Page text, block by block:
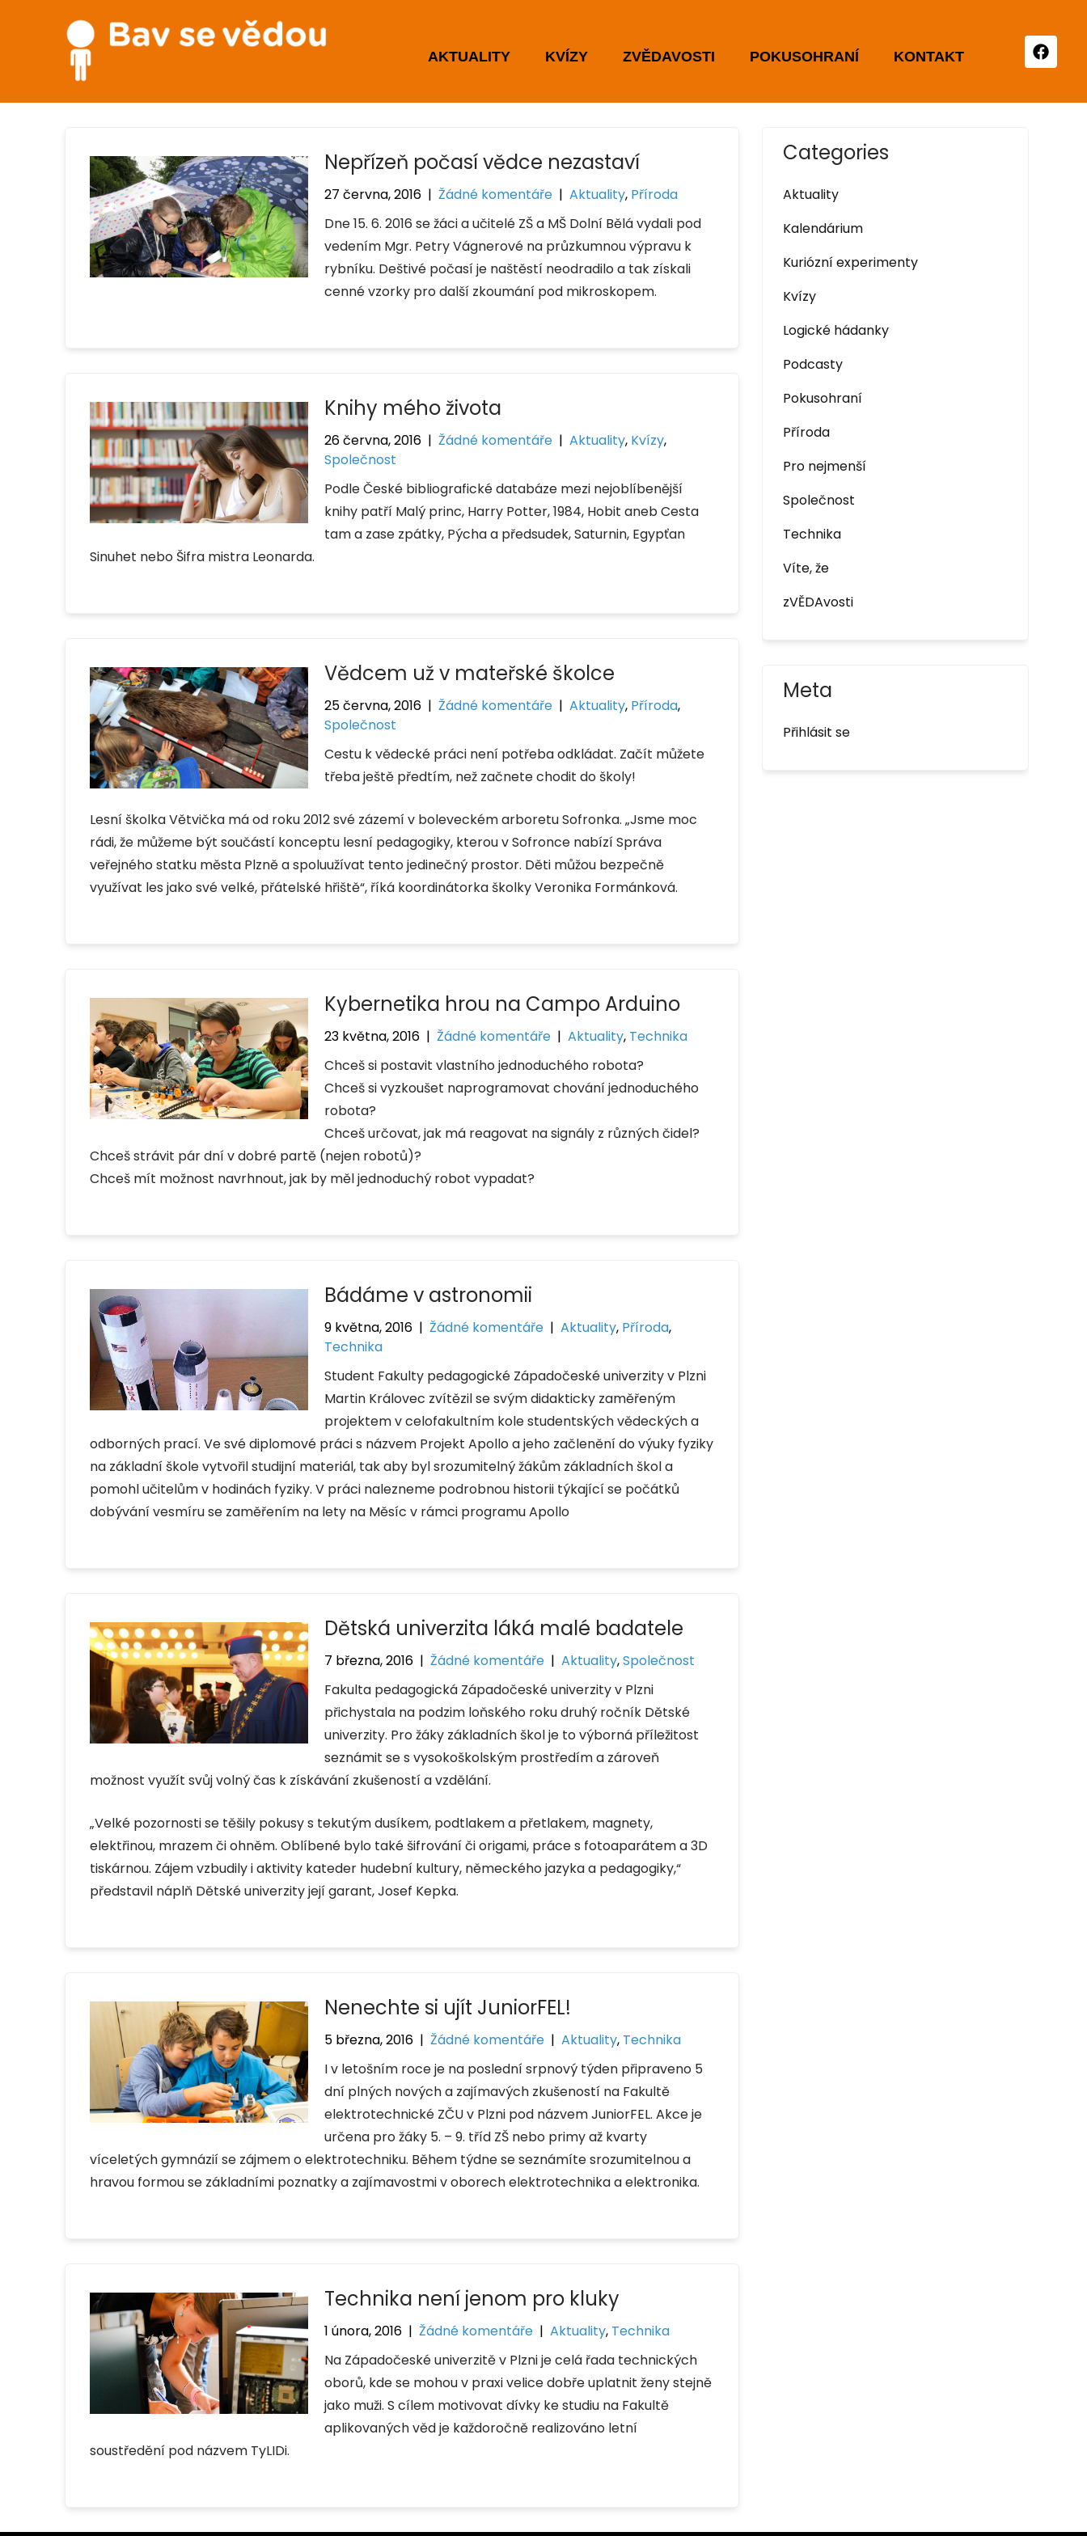
AKTUALITY KVÍZY ZVĚDAVOSTI POKUSOHRANÍ KONTAKT
Nepřízeň počasí vědce nezastaví
27 června, 2016 |Žádné komentáře |Aktuality, Příroda
Dne 15. 6. 2016 se žáci a učitelé ZŠ a MŠ Dolní Bělá vydali pod
vedením Mgr. Petry Vágnerové na průzkumnou výpravu k
rybníku. Deštivé počasí je naštěstí neodradilo a tak získali
cenné vzorky pro další zkoumání pod mikroskopem.
Knihy mého života
26 června, 2016 |Žádné komentáře |Aktuality, Kvízy,
Společnost
Podle České bibliografické databáze mezi nejoblíbenější
knihy patří Malý princ, Harry Potter, 1984, Hobit aneb Cesta
tam a zase zpátky, Pýcha a předsudek, Saturnin, Egypťan
Sinuhet nebo Šifra mistra Leonarda.
Vědcem už v mateřské školce
25 června, 2016 |Žádné komentáře |Aktuality, Příroda,
Společnost
Cestu k vědecké práci není potřeba odkládat. Začít můžete
třeba ještě předtím, než začnete chodit do školy!
Lesní školka Větvička má od roku 2012 své zázemí v boleveckém arboretu Sofronka. „Jsme moc
rádi, že můžeme být součástí konceptu lesní pedagogiky, kterou v Sofronce nabízí Správa
veřejného statku města Plzně a spoluužívat tento jedinečný prostor. Děti můžou bezpečně
využívat les jako své velké, přátelské hřiště“, říká koordinátorka školky Veronika Formánková.
Kybernetika hrou na Campo Arduino
23 května, 2016 |Žádné komentáře |Aktuality, Technika
Chceš si postavit vlastního jednoduchého robota?
Chceš si vyzkoušet naprogramovat chování jednoduchého
robota?
Chceš určovat, jak má reagovat na signály z různých čidel?
Chceš strávit pár dní v dobré partě (nejen robotů)?
Chceš mít možnost navrhnout, jak by měl jednoduchý robot vypadat?
Bádáme v astronomii
9 května, 2016 |Žádné komentáře |Aktuality, Příroda,
Technika
Student Fakulty pedagogické Západočeské univerzity v Plzni
Martin Královec zvítězil se svým didakticky zaměřeným
projektem v celofakultním kole studentských vědeckých a
odborných prací. Ve své diplomové práci s názvem Projekt Apollo a jeho začlenění do výuky fyziky
na základní škole vytvořil studijní materiál, tak aby byl srozumitelný žákům základních škol a
pomohl učitelům v hodinách fyziky. V práci nalezneme podrobnou historii týkající se počátků
dobývání vesmíru se zaměřením na lety na Měsíc v rámci programu Apollo
Dětská univerzita láká malé badatele
7 března, 2016 |Žádné komentáře |Aktuality,Společnost
Fakulta pedagogická Západočeské univerzity v Plzni
přichystala na podzim loňského roku druhý ročník Dětské
univerzity. Pro žáky základních škol je to výborná příležitost
seznámit se s vysokoškolským prostředím a zároveň
možnost využít svůj volný čas k získávání zkušeností a vzdělání.
„Velké pozornosti se těšily pokusy s tekutým dusíkem, podtlakem a přetlakem, magnety,
elektřinou, mrazem či ohněm. Oblíbené bylo také šifrování či origami, práce s fotoaparátem a 3D
tiskárnou. Zájem vzbudily i aktivity kateder hudební kultury, německého jazyka a pedagogiky,“
představil náplň Dětské univerzity její garant, Josef Kepka.
Nenechte si ujít JuniorFEL!
5 března, 2016 |Žádné komentáře |Aktuality, Technika
I v letošním roce je na poslední srpnový týden připraveno 5
dní plných nových a zajímavých zkušeností na Fakultě
elektrotechnické ZČU v Plzni pod názvem JuniorFEL. Akce je
určena pro žáky 5. – 9. tříd ZŠ nebo primy až kvarty
víceletých gymnázií se zájmem o elektrotechniku. Během týdne se seznámíte srozumitelnou a
hravou formou se základními poznatky a zajímavostmi v oborech elektrotechnika a elektronika.
Technika není jenom pro kluky
1 února, 2016 |Žádné komentáře |Aktuality, Technika
Na Západočeské univerzitě v Plzni je celá řada technických
oborů, kde se mohou v praxi velice dobře uplatnit ženy stejně
jako muži. S cílem motivovat dívky ke studiu na Fakultě
aplikovaných věd je každoročně realizováno letní
soustředění pod názvem TyLIDi.
Categories
Aktuality
Kalendárium
Kuriózní experimenty
Kvízy
Logické hádanky
Podcasty
Pokusohraní
Příroda
Pro nejmenší
Společnost
Technika
Víte, že
zVĚDAvosti
Meta
Přihlásit se